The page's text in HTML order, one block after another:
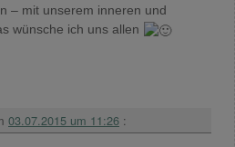
– mit unserem inneren und
wünsche ich uns allen
03.07.2015 um 11:26 :